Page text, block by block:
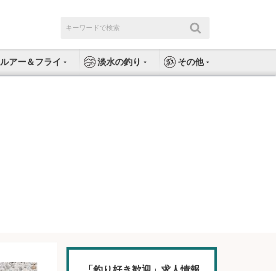
索:
ルアー＆フライ 淡水の釣り その他